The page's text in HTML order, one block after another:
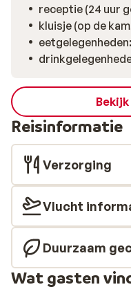
receptie (24 uur
kluisje (op de
Reisinformatie
Verzorging
Vlucht
Duurzaam
Wat gasten